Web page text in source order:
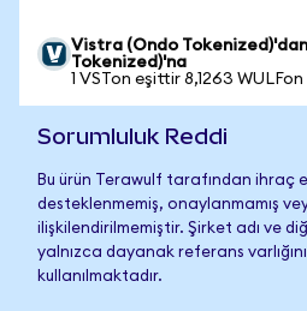
Vistra (Ondo
Tokenized)'na
1 VSTon eşittir 8,1263 WULFon
Sorumluluk Reddi
Bu ürün Terawulf tarafından ihraç
desteklenmemiş, onaylanmamış
ilişkilendirilmemiştir. Şirket adı ve
yalnızca dayanak referans
kullanılmaktadır.